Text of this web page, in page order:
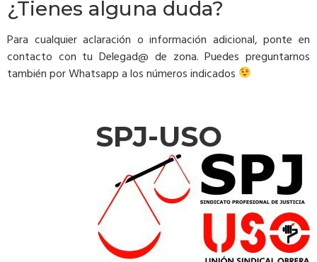
¿Tienes alguna duda?
Para cualquier aclaración o información adicional, ponte en
contacto con tu Delegad@ de zona. Puedes preguntarnos
también por Whatsapp a los números indicados
SPJ-USO